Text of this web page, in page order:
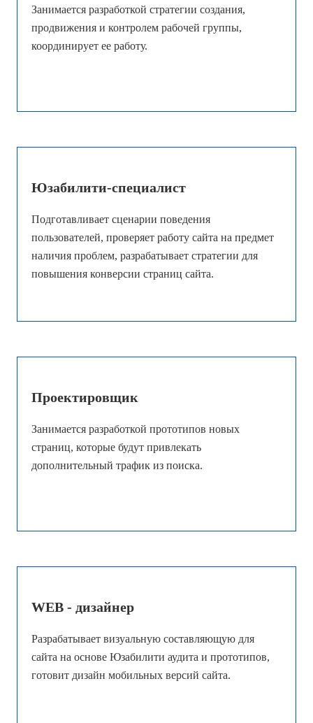
Занимается разработкой стратегии создания,
продвижения и контролем рабочей группы,
координирует ее работу.
Юзабилити-специалист
Подготавливает сценарии поведения
пользователей, проверяет работу сайта на предмет
наличия проблем, разрабатывает стратегии для
повышения конверсии страниц сайта.
Проектировщик
Занимается разработкой прототипов новых
страниц, которые будут привлекать
дополнительный трафик из поиска.
WEB - дизайнер
Разрабатывает визуальную составляющую для
сайта на основе Юзабилити аудита и прототипов,
готовит дизайн мобильных версий сайта.